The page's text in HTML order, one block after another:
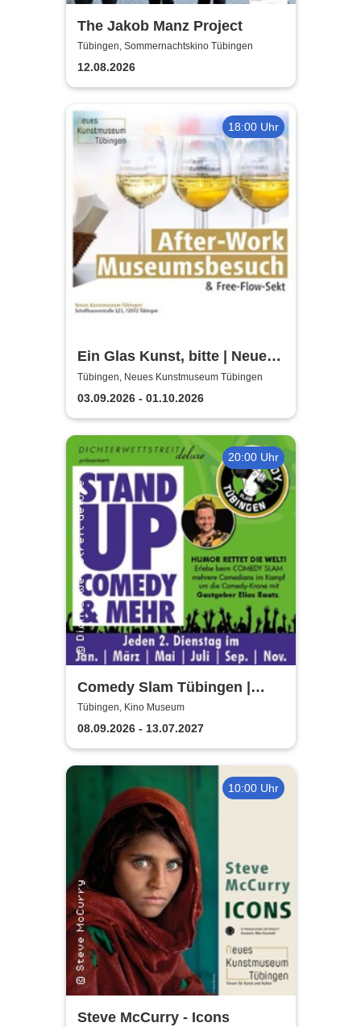
The Jakob Manz Project
Tübingen, Sommernachtskino Tübingen
12.08.2026
18:00 Uhr
Ein Glas Kunst, bitte | Neues
Kunstmuseum Tübingen
Tübingen, Neues Kunstmuseum Tübingen
03.09.2026 - 01.10.2026
20:00 Uhr
Comedy Slam Tübingen |
Präsentiert von Gastgeber
Elias Raatz
Tübingen, Kino Museum
08.09.2026 - 13.07.2027
10:00 Uhr
Steve McCurry - Icons